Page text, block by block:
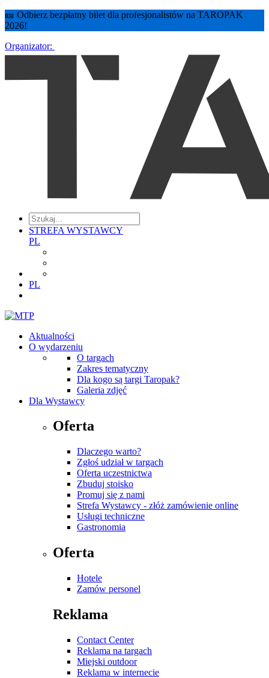
🎫 Odbierz bezpłatny bilet dla profesjonalistów na TAROPAK
2026!
Organizator:
STREFA WYSTAWCY
PL
PL
Aktualności
O wydarzeniu
O targach
Zakres tematyczny
Dla kogo są targi Taropak?
Galeria zdjęć
Dla Wystawcy
Oferta
Dlaczego warto?
Zgłoś udział w targach
Oferta uczestnictwa
Zbuduj stoisko
Promuj się z nami
Strefa Wystawcy - złóż zamówienie online
Usługi techniczne
Gastronomia
Oferta
Hotele
Zamów personel
Reklama
Contact Center
Reklama na targach
Miejski outdoor
Reklama w internecie